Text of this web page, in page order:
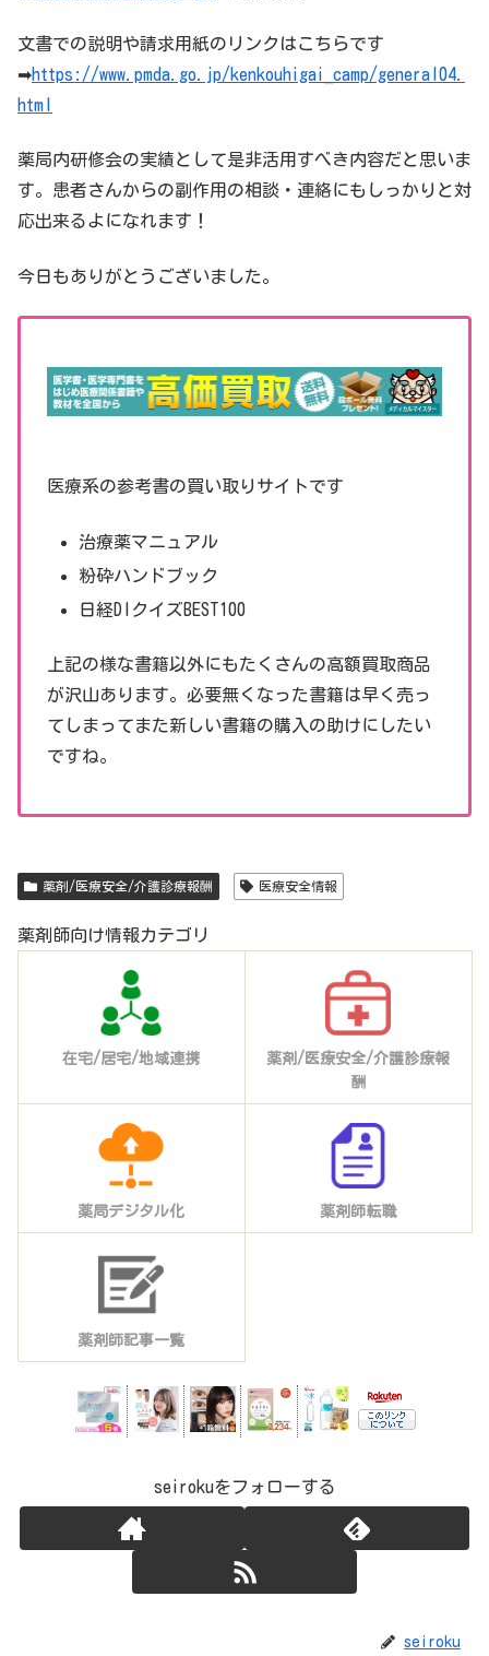
文書での説明や請求用紙のリンクはこちらです
➡https://www.pmda.go.jp/kenkouhigai_camp/general04.
html
薬局内研修会の実績として是非活用すべき内容だと思いま
す。患者さんからの副作用の相談・連絡にもしっかりと対
応出来るよになれます！
今日もありがとうございました。
医療系の参考書の買い取りサイトです
治療薬マニュアル
粉砕ハンドブック
日経DIクイズBEST100
上記の様な書籍以外にもたくさんの高額買取商品
が沢山あります。必要無くなった書籍は早く売っ
てしまってまた新しい書籍の購入の助けにしたい
ですね。
薬剤/医療安全/介護診療報酬 医療安全情報
薬剤師向け情報カテゴリ
在宅/居宅/地域連携
薬剤/医療安全/介護診療報
酬
薬局デジタル化 薬剤師転職
薬剤師記事一覧
seirokuをフォローする
seiroku